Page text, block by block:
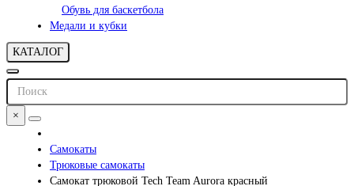
Обувь для баскетбола
Медали и кубки
КАТАЛОГ
×
Самокаты
Трюковые самокаты
Самокат трюковой Tech Team Aurora красный